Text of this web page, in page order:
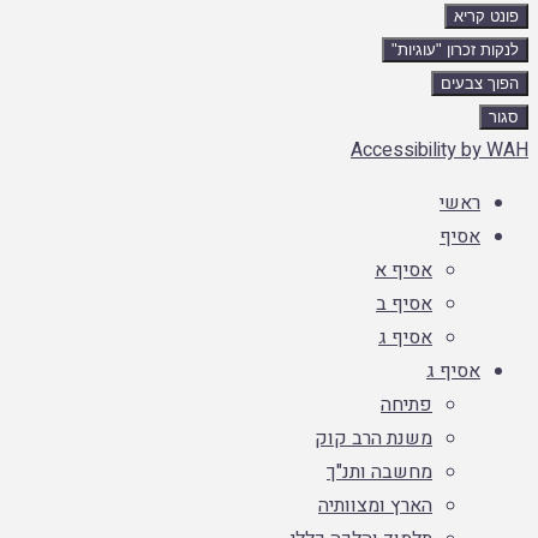
פונט קריא
לנקות זכרון "עוגיות"
הפוך צבעים
סגור
Accessibility by WAH
ראשי
אסיף
אסיף א
אסיף ב
אסיף ג
אסיף ג
פתיחה
משנת הרב קוק
מחשבה ותנ"ך
הארץ ומצוותיה